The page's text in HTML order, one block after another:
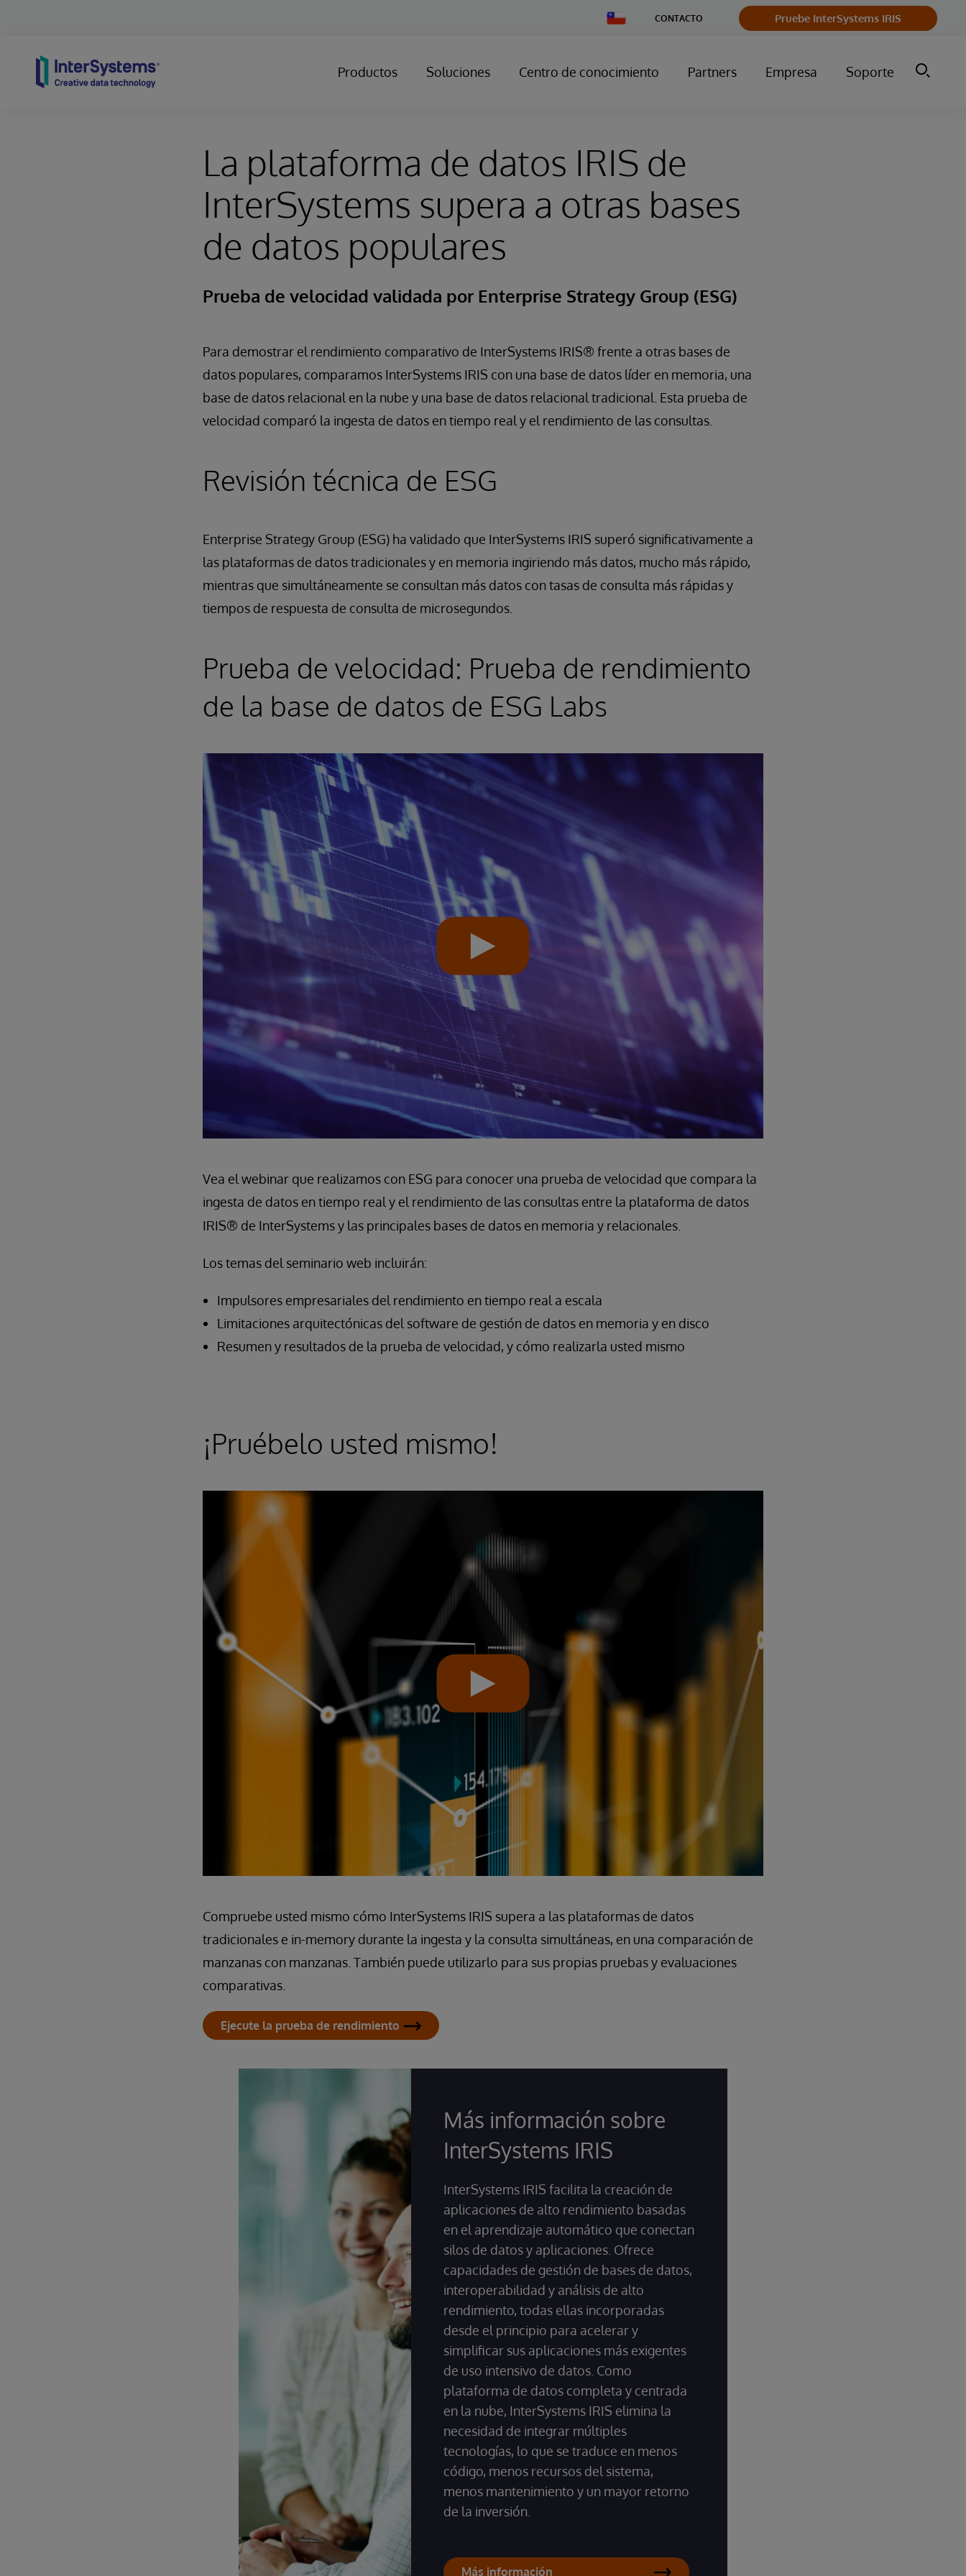
Change
Country
CONTACTO Pruebe InterSystems IRIS
Productos Soluciones Centro de conocimiento Partners Empresa Soporte
La plataforma de datos IRIS de
InterSystems supera a otras bases
de datos populares
Prueba de velocidad validada por Enterprise Strategy Group (ESG)
Para demostrar el rendimiento comparativo de InterSystems IRIS® frente a otras bases de
datos populares, comparamos InterSystems IRIS con una base de datos líder en memoria, una
base de datos relacional en la nube y una base de datos relacional tradicional. Esta prueba de
velocidad comparó la ingesta de datos en tiempo real y el rendimiento de las consultas.
Revisión técnica de ESG
Enterprise Strategy Group (ESG) ha validado que InterSystems IRIS superó significativamente a
las plataformas de datos tradicionales y en memoria ingiriendo más datos, mucho más rápido,
mientras que simultáneamente se consultan más datos con tasas de consulta más rápidas y
tiempos de respuesta de consulta de microsegundos.
Prueba de velocidad: Prueba de rendimiento
de la base de datos de ESG Labs
Vea el webinar que realizamos con ESG para conocer una prueba de velocidad que compara la
ingesta de datos en tiempo real y el rendimiento de las consultas entre la plataforma de datos
IRIS® de InterSystems y las principales bases de datos en memoria y relacionales.
Los temas del seminario web incluirán:
Impulsores empresariales del rendimiento en tiempo real a escala
Limitaciones arquitectónicas del software de gestión de datos en memoria y en disco
Resumen y resultados de la prueba de velocidad, y cómo realizarla usted mismo
¡Pruébelo usted mismo!
Compruebe usted mismo cómo InterSystems IRIS supera a las plataformas de datos
tradicionales e in-memory durante la ingesta y la consulta simultáneas, en una comparación de
manzanas con manzanas. También puede utilizarlo para sus propias pruebas y evaluaciones
comparativas.
Ejecute la prueba de rendimiento
Más información sobre
InterSystems IRIS
InterSystems IRIS facilita la creación de
aplicaciones de alto rendimiento basadas
en el aprendizaje automático que conectan
silos de datos y aplicaciones. Ofrece
capacidades de gestión de bases de datos,
interoperabilidad y análisis de alto
rendimiento, todas ellas incorporadas
desde el principio para acelerar y
simplificar sus aplicaciones más exigentes
de uso intensivo de datos. Como
plataforma de datos completa y centrada
en la nube, InterSystems IRIS elimina la
necesidad de integrar múltiples
tecnologías, lo que se traduce en menos
código, menos recursos del sistema,
menos mantenimiento y un mayor retorno
de la inversión.
Más información